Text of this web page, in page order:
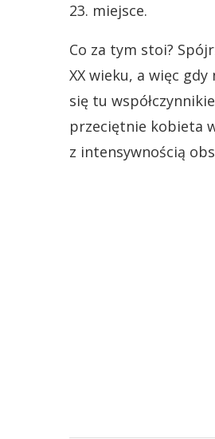
23. miejsce.
Co za tym stoi?
XX wieku, a więc
się tu
przeciętnie kobieta
z intensywnością